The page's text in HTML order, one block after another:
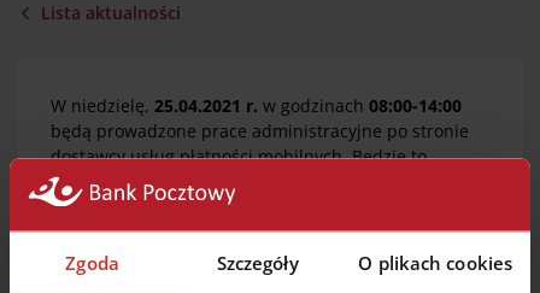
Zgoda Szczegóły O plikach cookies
Lista aktualności
W niedzielę, 25.04.2021 r. w godzinach 08:00-14:00
będą prowadzone prace administracyjne po stronie
dostawcy usług płatności mobilnych. Będzie to
skutkować brakiem możliwości dokonania transakcji
za pośrednictwem Google Pay, Apple Pay, Garmin
Payorazbrakiem możliwości dodania i usunięcia
karty z portfela